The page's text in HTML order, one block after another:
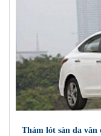
Thảm lót sàn da vân